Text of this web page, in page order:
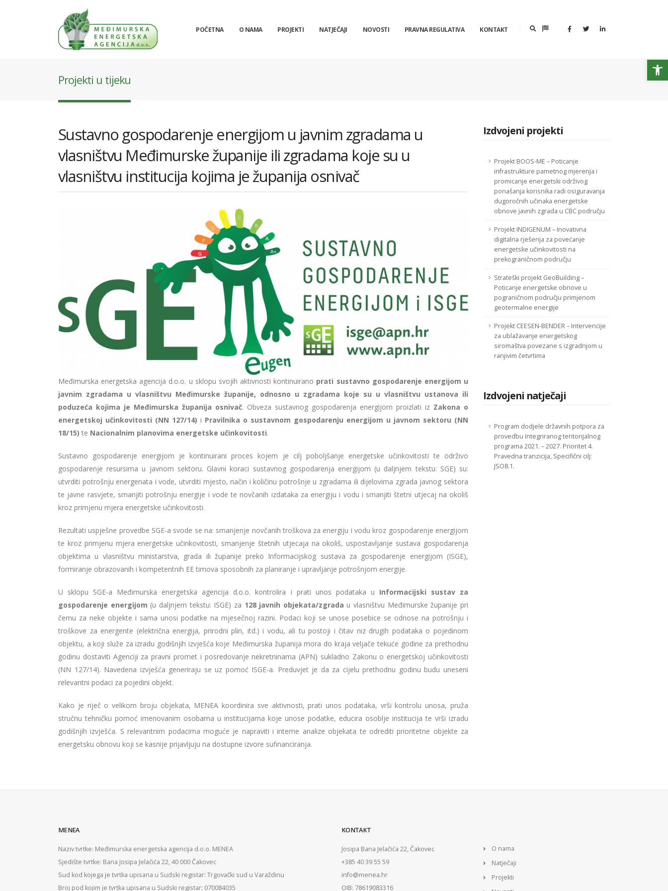
POČETNA O NAMA PROJEKTI NATJEČAJI NOVOSTI PRAVNA REGULATIVA KONTAKT
Projekti u tijeku
Sustavno gospodarenje energijom u javnim zgradama u
vlasništvu Međimurske županije ili zgradama koje su u
vlasništvu institucija kojima je županija osnivač
Međimurska energetska agencija d.o.o. u sklopu svojih aktivnosti kontinuirano prati sustavno gospodarenje energijom u
javnim zgradama u vlasništvu Međimurske županije, odnosno u zgradama koje su u vlasništvu ustanova ili
poduzeća kojima je Međimurska županija osnivač. Obveza sustavnog gospodarenja energijom proizlati iz Zakona o
energetskoj učinkovitosti (NN 127/14) i Pravilnika o sustavnom gospodarenju energijom u javnom sektoru (NN
18/15) te Nacionalnim planovima energetske učinkovitosti.
Sustavno gospodarenje energijom je kontinuirani proces kojem je cilj poboljšanje energetske učinkovitosti te održivo
gospodarenje resursima u javnom sektoru. Glavni koraci sustavnog gospodarenja energijom (u daljnjem tekstu: SGE) su:
utvrditi potrošnju energenata i vode, utvrditi mjesto, način i količinu potrošnje u zgradama ili dijelovima zgrada javnog sektora
te javne rasvjete, smanjiti potrošnju energije i vode te novčanih izdataka za energiju i vodu i smanjiti štetni utjecaj na okoliš
kroz primjenu mjera energetske učinkovitosti.
Rezultati uspješne provedbe SGE-a svode se na: smanjenje novčanih troškova za energiju i vodu kroz gospodarenje energijom
te kroz primjenu mjera energetske učinkovitosti, smanjenje štetnih utjecaja na okoliš, uspostavljanje sustava gospodarenja
objektima u vlasništvu ministarstva, grada ili županije preko Informacijskog sustava za gospodarenje energijom (ISGE),
formiranje obrazovanih i kompetentnih EE timova sposobnih za planiranje i upravljanje potrošnjom energije.
U sklopu SGE-a Međimurska energetska agencija d.o.o. kontrolira i prati unos podataka u Informacijski sustav za
gospodarenje energijom (u daljnjem tekstu: ISGE) za 128 javnih objekata/zgrada u vlasništvu Međimurske županije pri
čemu za neke objekte i sama unosi podatke na mjesečnoj razini. Podaci koji se unose posebice se odnose na potrošnju i
troškove za energente (električna energija, prirodni plin, itd.) i vodu, ali tu postoji i čitav niz drugih podataka o pojedinom
objektu, a koji služe za izradu godišnjih izvješća koje Međimurska županija mora do kraja veljače tekuće godine za prethodnu
godinu dostaviti Agenciji za pravni promet i posredovanje nekretninama (APN) sukladno Zakonu o energetskoj učinkovitosti
(NN 127/14). Navedena izvješća generiraju se uz pomoć ISGE-a. Preduvjet je da za cijelu prethodnu godinu budu uneseni
relevantni podaci za pojedini objekt.
Kako je riječ o velikom broju objekata, MENEA koordinira sve aktivnosti, prati unos podataka, vrši kontrolu unosa, pruža
stručnu tehničku pomoć imenovanim osobama u institucijama koje unose podatke, educira osoblje institucija te vrši izradu
godišnjih izvješća. S relevantnim podacima moguće je napraviti i interne analize objekata te odrediti prioritetne objekte za
energetsku obnovu koji se kasnije prijavljuju na dostupne izvore sufinanciranja.
Izdvojeni projekti
Projekt BOOS-ME – Poticanje
infrastrukture pametnog mjerenja i
promicanje energetski održivog
ponašanja korisnika radi osiguravanja
dugoročnih učinaka energetske
obnove javnih zgrada u CBC području
Projekt INDIGENUM – Inovativna
digitalna rješenja za povećanje
energetske učinkovitosti na
prekograničnom području
Strateški projekt GeoBuilding –
Poticanje energetske obnove u
pograničnom području primjenom
geotermalne energije
Projekt CEESEN-BENDER – Intervencije
za ublažavanje energetskog
siromaštva povezane s izgradnjom u
ranjivim četvrtima
Izdvojeni natječaji
Program dodjele državnih potpora za
provedbu Integriranog teritorijalnog
programa 2021. – 2027. Prioritet 4.
Pravedna tranzicija, Specifični cilj:
JSO8.1.
MENEA
Naziv tvrtke: Međimurska energetska agencija d.o.o. MENEA
Sjedište tvrtke: Bana Josipa Jelačića 22, 40 000 Čakovec
Sud kod kojega je tvrtka upisana u Sudski registar: Trgovački sud u Varaždinu
Broj pod kojim je tvrtka upisana u Sudski registar: 070084035
KONTAKT
Josipa Bana Jelačića 22, Čakovec
+385 40 39 55 59
info@menea.hr
OIB: 78619083316
O nama
Natječaji
Projekti